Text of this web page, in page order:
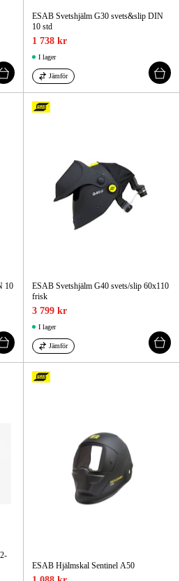
ESAB Svetshjälm G30 svets&slip DIN
10 std
1 738 kr
I lager
Jämför
10
ESAB Svetshjälm G40 svets/slip 60x110
frisk
3 799 kr
I lager
Jämför
ESAB Hjälmskal Sentinel A50